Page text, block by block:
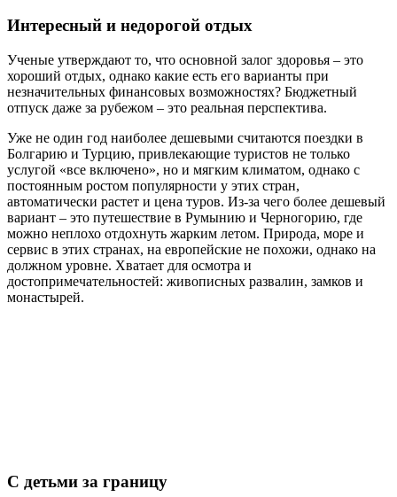
Интересный и недорогой отдых
Ученые утверждают то, что основной залог здоровья – это
хороший отдых, однако какие есть его варианты при
незначительных финансовых возможностях? Бюджетный
отпуск даже за рубежом – это реальная перспектива.
Уже не один год наиболее дешевыми считаются поездки в
Болгарию и Турцию, привлекающие туристов не только
услугой «все включено», но и мягким климатом, однако с
постоянным ростом популярности у этих стран,
автоматически растет и цена туров. Из-за чего более дешевый
вариант – это путешествие в Румынию и Черногорию, где
можно неплохо отдохнуть жарким летом. Природа, море и
сервис в этих странах, на европейские не похожи, однако на
должном уровне. Хватает для осмотра и
достопримечательностей: живописных развалин, замков и
монастырей.
С детьми за границу